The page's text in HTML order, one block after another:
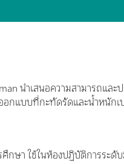
นำเสนอความสามารถและ
อกแบบที่กะทัดรัดและน้ำหนักเ
ศึกษา ใช้ในห้องปฏิบัติการระดั